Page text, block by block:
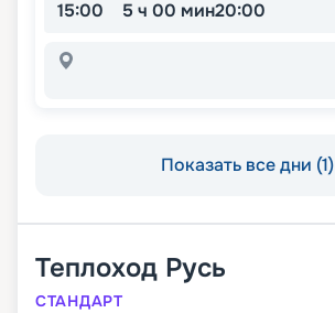
15:00 5 ч 00 мин20:00
Показать все дни (1)
Теплоход Русь
СТАНДАРТ